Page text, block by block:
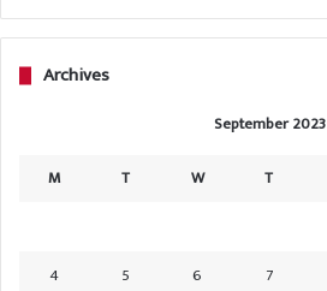
Archives
September 2023
M T W T
4
5 6 7